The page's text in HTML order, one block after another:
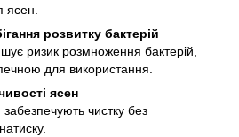
ясен.
розвитку бактерій
ризик розмноження бактерій,
для використання.
ясен
забезпечують чистку без